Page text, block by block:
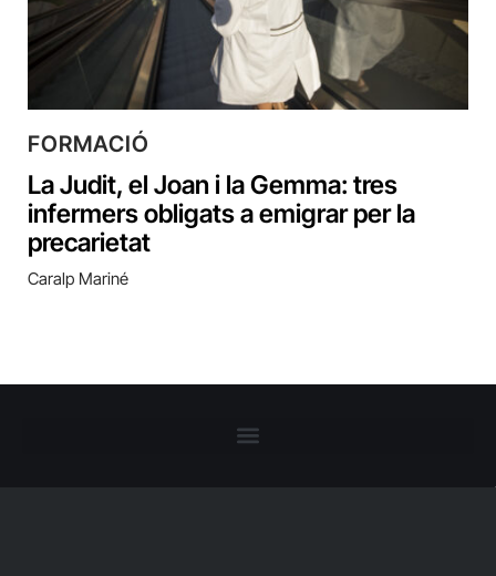
FORMACIÓ
La Judit, el Joan i la Gemma: tres
infermers obligats a emigrar per la
precarietat
Caralp Mariné